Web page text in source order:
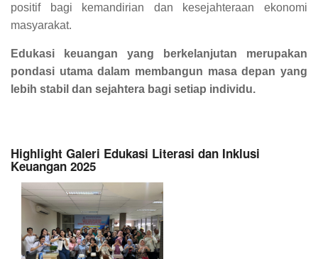
positif bagi kemandirian dan kesejahteraan ekonomi
masyarakat.
Edukasi keuangan yang berkelanjutan merupakan
pondasi utama dalam membangun masa depan yang
lebih stabil dan sejahtera bagi setiap individu.
Highlight Galeri Edukasi Literasi dan Inklusi
Keuangan 2025